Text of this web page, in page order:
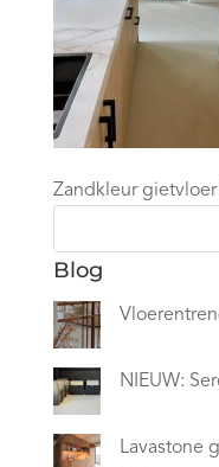
Zandkleur
Blog
NIEUW:
Lavastone